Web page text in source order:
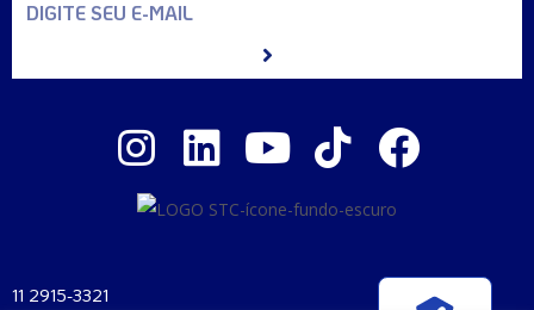
11 2915-3321